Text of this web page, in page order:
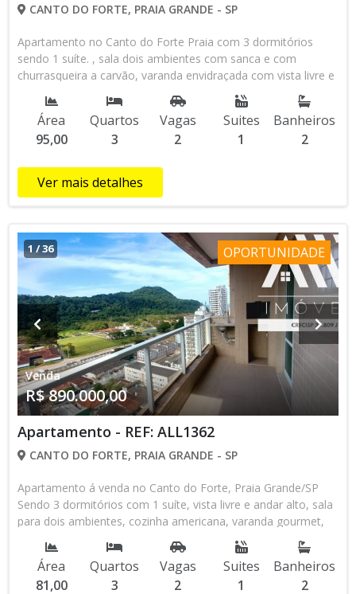
CANTO DO FORTE, PRAIA GRANDE - SP
Apartamento no Canto do Forte Praia com 3 dormitórios
sendo 1 suíte. , sala dois ambientes com sanca e com
churrasqueira a carvão, varanda envidraçada com vista livre e
com uma pequena vista mar, sol da manhã. Cozinha e
dormitórios com planejados. Suíte e banheiro social com box
blindex. 2 vagas de garagem demarcadas . Lazer: Piscina ,
solarium, salão de festas e salão de jogos. Prédio possui
localização 500 metros da Praia, próximo da Drogaria São
Paulo, Colégios Canto Vivo, Maple Bear, Padaria Dona
e Swift, restaurantes e bares , salão de beleza, entre outros
comércios e feira, Shopping Litoral Plaza, entre outros ...
Condição de Pagamento: Á Vista ou Financiamento Bancário
Agende sua visita através do WhatsApp (13) 98145-4443 ***
Referência ALL42***
Área
95,00
Quartos
3
Vagas
2
Suites
1
Banheiros
2
Ver mais detalhes
1/36 OPORTUNIDADE
Venda
R$ 890.000,00
Apartamento - REF: ALL1362
CANTO DO FORTE, PRAIA GRANDE - SP
Apartamento á venda no Canto do Forte, Praia Grande/SP
Sendo 3 dormitórios com 1 suíte, vista livre e andar alto, sala
para dois ambientes, cozinha americana, varanda gourmet,
banheiro social e área de serviço. 2 vagas de garagem
demarcada , Portaria 24hs e circuito de monitoramento.
Prédio possui Bicicletário, Mini Mercado e Lavandeira
Compartilhada. Lazer: terraço com churrasqueira, Piscinas
Área
81,00
Quartos
3
Vagas
2
Suites
1
Banheiros
2